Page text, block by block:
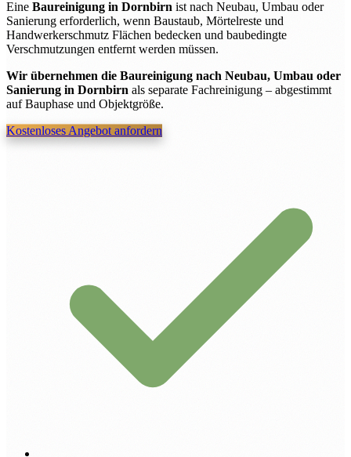
Eine Baureinigung in Dornbirn ist nach Neubau, Umbau oder
Sanierung erforderlich, wenn Baustaub, Mörtelreste und
Handwerkerschmutz Flächen bedecken und baubedingte
Verschmutzungen entfernt werden müssen.
Wir übernehmen die Baureinigung nach Neubau, Umbau oder
Sanierung in Dornbirn als separate Fachreinigung – abgestimmt
auf Bauphase und Objektgröße.
Kostenloses Angebot anfordern